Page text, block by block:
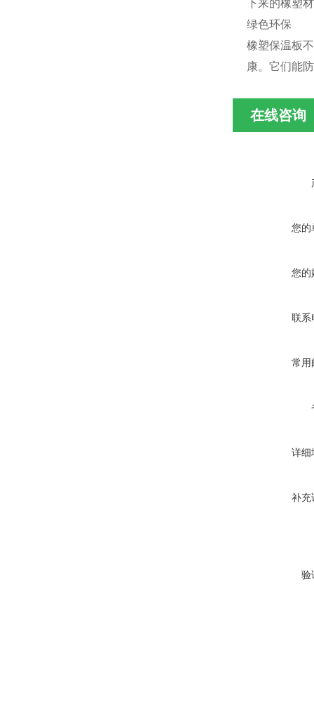
下来的橡塑
绿色环保
橡塑保温板
康。它们能
在线咨询
您的
您的
联系
常用
详细
补充
验